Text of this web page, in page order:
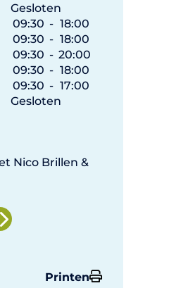
Gesloten
09:30 - 18:00
09:30 - 18:00
09:30 - 20:00
09:30 - 18:00
09:30 - 17:00
Gesloten
Nico Brillen &
Printen